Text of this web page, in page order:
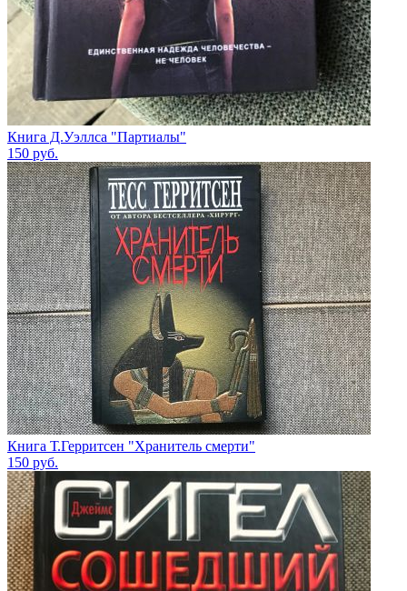
Книга Д.Уэллса "Партиалы"
150 руб.
Книга Т.Герритсен "Хранитель смерти"
150 руб.